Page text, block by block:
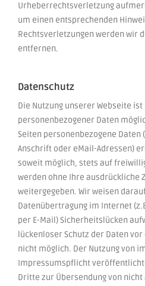
Urheberrechtsverletzung
um einen entsprechenden
Rechtsverletzungen werden wir
entfernen.
Datenschutz
Die Nutzung unserer Webseite ist
personenbezogener Daten
Seiten personenbezogene Daten
Anschrift oder eMail-Adressen)
soweit möglich, stets auf
werden ohne Ihre ausdrückliche
weitergegeben. Wir weisen
Datenübertragung im Internet
per E-Mail) Sicherheitslücken
lückenloser Schutz der Daten
nicht möglich. Der Nutzung von
Impressumspflicht
Dritte zur Übersendung von